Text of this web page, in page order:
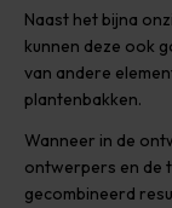
Naast het bijna
kunnen deze ook
van andere
plantenbakken.
Wanneer in de
ontwerpers en de
gecombineerd